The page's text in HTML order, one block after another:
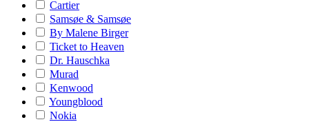
Cartier
Samsøe & Samsøe
By Malene Birger
Ticket to Heaven
Dr. Hauschka
Murad
Kenwood
Youngblood
Nokia